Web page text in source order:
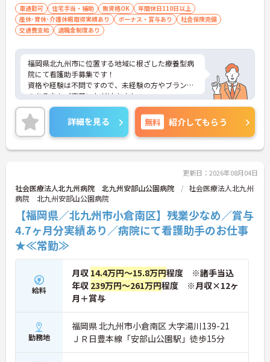
車通勤可 住宅手当・補助 無資格OK
年間休日110日以上
産休･育休･介護休暇取得実績あり
ボーナス・賞与あり
社会保険完備
交通費支給
退職金制度あり
福岡県北九州市に位置する地域に根ざした療養型病
院にて看護助手募集です！
資格や経験は不問ですので、未経験の方やブランク
のある方もご応募いただけます！
年間休日も122日としっかりお休みも取得出来るの
で、ワークライフバランスを大切にしたい方にオス
スメです◎
ご興味ある方には、面接対策ポイントなど、さらに
詳細をお話しいたしますのでお気軽にご相談くださ
詳細を見る 無料 紹介してもらう
更新日：2026年08月04日
社会医療法人北九州病院 北九州安部山公園病院
社会医療法人北九州
病院 北九州安部山公園病院
【福岡県／北九州市小倉南区】残業少なめ／賞与
4.7ヶ月分実績あり／病院にて看護助手のお仕事
★≪常勤≫
給料
月収 14.4万円～15.8万円程度 ※諸手当込
年収 239万円～261万円程度 ※月収×12ヶ
月＋賞与
勤務地
福岡県 北九州市小倉南区 大字湯川139-21
ＪＲ日豊本線「安部山公園駅」徒歩15分